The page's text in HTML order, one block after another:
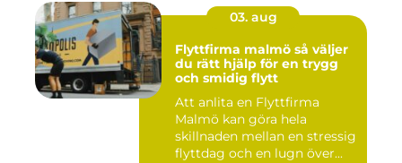
03. aug
Flyttfirma malmö så väljer
du rätt hjälp för en trygg
och smidig flytt
Att anlita en Flyttfirma
Malmö kan göra hela
skillnaden mellan en stressig
flyttdag och en lugn över...